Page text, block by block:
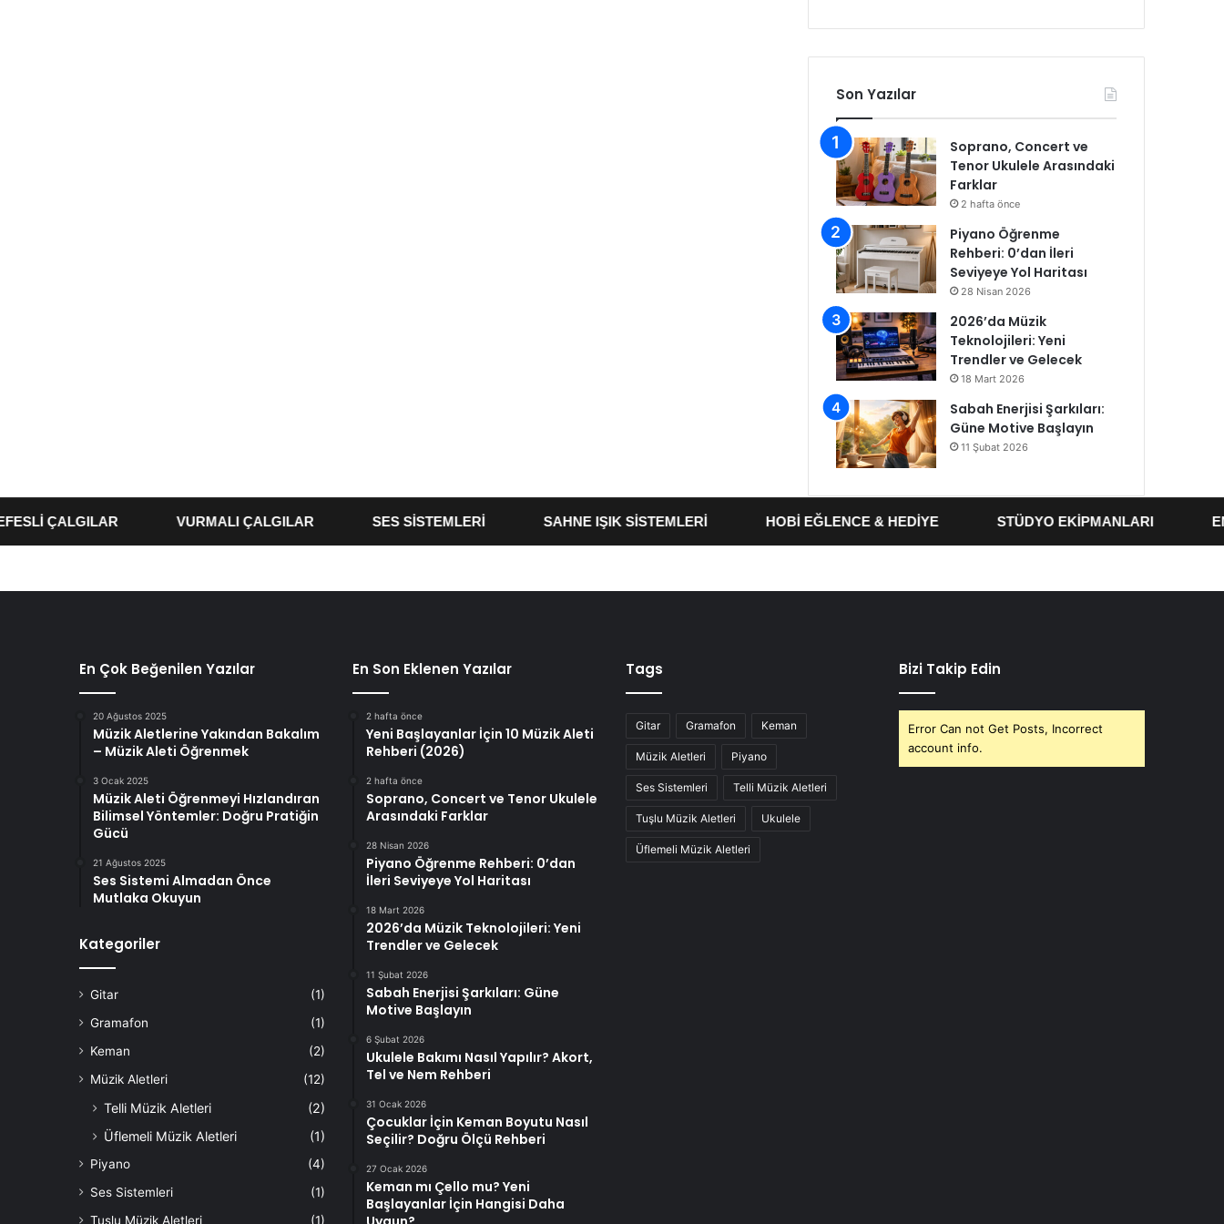
Son Yazılar
Soprano, Concert ve
Tenor Ukulele Arasındaki
Farklar
2 hafta önce
Piyano Öğrenme
Rehberi: 0’dan İleri
Seviyeye Yol Haritası
28 Nisan 2026
2026’da Müzik
Teknolojileri: Yeni
Trendler ve Gelecek
18 Mart 2026
Sabah Enerjisi Şarkıları:
Güne Motive Başlayın
11 Şubat 2026
ÇALGILAR VURMALI ÇALGILAR SES SİSTEMLERİ SAHNE IŞIK SİSTEMLERİ HOBİ EĞLENCE & HEDİYE STÜDYO EKİPMANLARI
En Çok Beğenilen Yazılar
20 Ağustos 2025
Müzik Aletlerine Yakından Bakalım
– Müzik Aleti Öğrenmek
3 Ocak 2025
Müzik Aleti Öğrenmeyi Hızlandıran
Bilimsel Yöntemler: Doğru Pratiğin
Gücü
21 Ağustos 2025
Ses Sistemi Almadan Önce
Mutlaka Okuyun
Kategoriler
Gitar
(1)
Gramafon
(1)
Keman
(2)
Müzik Aletleri
(12)
Telli Müzik Aletleri
(2)
Üflemeli Müzik Aletleri
(1)
Piyano
(4)
Ses Sistemleri
(1)
Tuşlu Müzik Aletleri
(1)
En Son Eklenen Yazılar
2 hafta önce
Yeni Başlayanlar İçin 10 Müzik Aleti
Rehberi (2026)
2 hafta önce
Soprano, Concert ve Tenor Ukulele
Arasındaki Farklar
28 Nisan 2026
Piyano Öğrenme Rehberi: 0’dan
İleri Seviyeye Yol Haritası
18 Mart 2026
2026’da Müzik Teknolojileri: Yeni
Trendler ve Gelecek
11 Şubat 2026
Sabah Enerjisi Şarkıları: Güne
Motive Başlayın
6 Şubat 2026
Ukulele Bakımı Nasıl Yapılır? Akort,
Tel ve Nem Rehberi
31 Ocak 2026
Çocuklar İçin Keman Boyutu Nasıl
Seçilir? Doğru Ölçü Rehberi
27 Ocak 2026
Keman mı Çello mu? Yeni
Başlayanlar İçin Hangisi Daha
Tags
Gitar Gramafon Keman
Müzik Aletleri Piyano
Ses Sistemleri Telli Müzik Aletleri
Tuşlu Müzik Aletleri Ukulele
Üflemeli Müzik Aletleri
Bizi Takip Edin
Error Can not Get Posts, Incorrect
account info.